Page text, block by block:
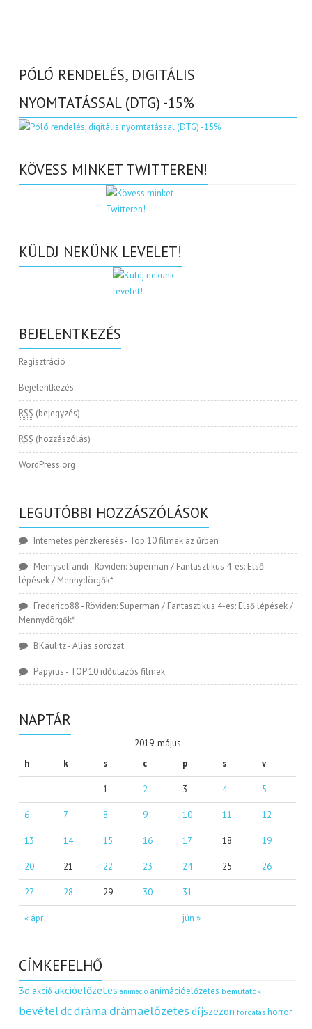
PÓLÓ RENDELÉS, DIGITÁLIS
NYOMTATÁSSAL (DTG) -15%
KÖVESS MINKET TWITTEREN!
KÜLDJ NEKÜNK LEVELET!
BEJELENTKEZÉS
Regisztráció
Bejelentkezés
RSS (bejegyzés)
RSS (hozzászólás)
WordPress.org
LEGUTÓBBI HOZZÁSZÓLÁSOK
Internetes pénzkeresés - Top 10 filmek az űrben
Memyselfandi - Röviden: Superman / Fantasztikus 4-es: Első
lépések / Mennydörgők*
Frederico88 - Röviden: Superman / Fantasztikus 4-es: Első lépések /
Mennydörgők*
BKaulitz-Alias sorozat
Papyrus - TOP 10 időutazós filmek
NAPTÁR
2019. május
h
k s c p s v
« ápr jún »
1 2 3 4 5
6 7 8 9 10 11 12
13 14 15 16 17 18 19
20 21 22 23 24 25 26
27 28 29 30 31
CÍMKEFELHŐ
3d akció akcióelőzetes animáció animációelőzetes bemutatók
bevételdcdráma drámaelőzetes díjszezon forgatás horror